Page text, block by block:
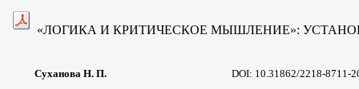
«ЛОГИКА И КРИТИЧЕСКОЕ МЫШЛЕНИЕ»:
Суханова Н. П. DOI: 10.31862/2218-8711-